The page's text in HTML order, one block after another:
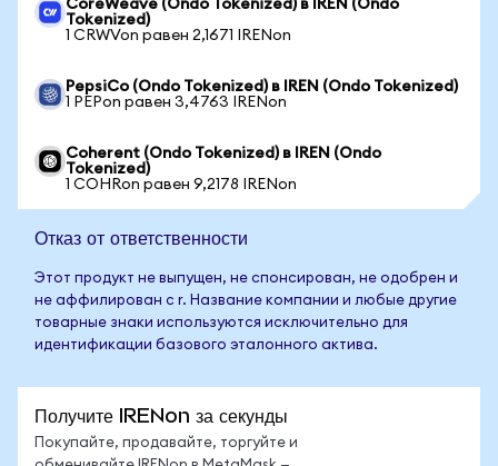
CoreWeave (Ondo Tokenized) в IREN (Ondo
Tokenized)
1 CRWVon равен 2,1671 IRENon
PepsiCo (Ondo Tokenized) в IREN (Ondo Tokenized)
1 PEPon равен 3,4763 IRENon
Coherent (Ondo Tokenized) в IREN (Ondo
Tokenized)
1 COHRon равен 9,2178 IRENon
Отказ от ответственности
Этот продукт не выпущен, не спонсирован, не одобрен и
не аффилирован с r. Название компании и любые другие
товарные знаки используются исключительно для
идентификации базового эталонного актива.
Получите IRENon за секунды
Покупайте, продавайте, торгуйте и